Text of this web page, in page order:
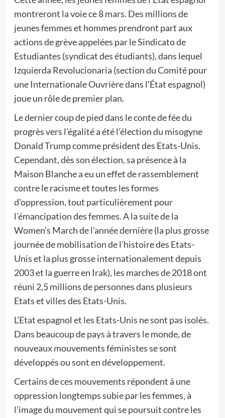
montreront la voie ce 8 mars. Des millions de
jeunes femmes et hommes prendront part aux
actions de grève appelées par le Sindicato de
Estudiantes (syndicat des étudiants), dans lequel
Izquierda Revolucionaria (section du Comité pour
une Internationale Ouvrière dans l’État espagnol)
joue un rôle de premier plan.
Le dernier coup de pied dans le conte de fée du
progrès vers l’égalité a été l’élection du misogyne
Donald Trump comme président des Etats-Unis.
Cependant, dès son élection, sa présence à la
Maison Blanche a eu un effet de rassemblement
contre le racisme et toutes les formes
d’oppression, tout particulièrement pour
l’émancipation des femmes. A la suite de la
Women’s March de l’année dernière (la plus grosse
journée de mobilisation de l’histoire des Etats-
Unis et la plus grosse internationalement depuis
2003 et la guerre en Irak), les marches de 2018 ont
réuni 2,5 millions de personnes dans plusieurs
Etats et villes des Etats-Unis.
L’Etat espagnol et les Etats-Unis ne sont pas isolés.
Dans beaucoup de pays à travers le monde, de
nouveaux mouvements féministes se sont
développés ou sont en développement.
Certains de ces mouvements répondent à une
oppression longtemps subie par les femmes, à
l’image du mouvement qui se poursuit contre les